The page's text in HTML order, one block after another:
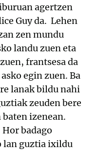
agertzen
Guy da. Lehen
zen mundu
landu zuen eta
frantsesa da
egin zuen. Ba
lanak bildu nahi
zeuden bere
izenean.
badago
lan guztia ixildu